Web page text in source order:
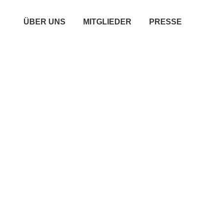
ÜBER UNS MITGLIEDER PRESSE